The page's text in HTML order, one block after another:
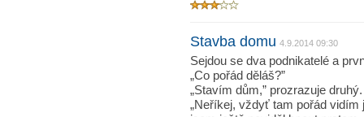
Stavba domu 4.9.2014 09:30
Sejdou se dva podnikatelé a
„Co pořád děláš?”
„Stavím dům,” prozrazuje druhý.
„Neříkej, vždyť tam pořád vidím